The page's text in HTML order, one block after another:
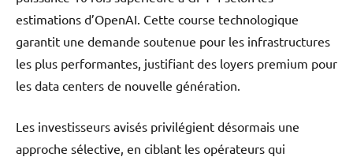
estimations d’OpenAI. Cette course technologique
garantit une demande soutenue pour les infrastructures
les plus performantes, justifiant des loyers premium pour
les data centers de nouvelle génération.
Les investisseurs avisés privilégient désormais une
approche sélective, en ciblant les opérateurs qui